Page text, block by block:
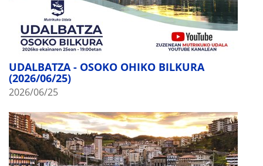
UDALBATZA - OSOKO OHIKO BILKURA
(2026/06/25)
2026/06/25